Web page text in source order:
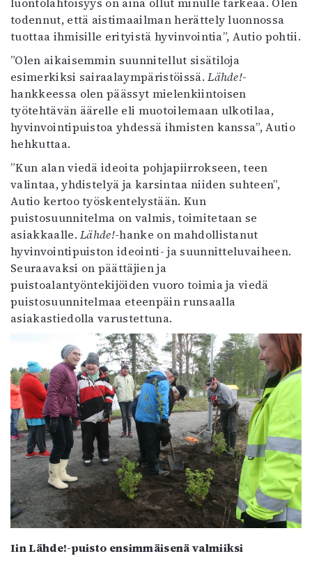
luontolähtöisyys on aina ollut minulle tärkeää. Olen
todennut, että aistimaailman herättely luonnossa
tuottaa ihmisille erityistä hyvinvointia”, Autio pohtii.
”Olen aikaisemmin suunnitellut sisätiloja
esimerkiksi sairaalaympäristöissä.Lähde!-
hankkeessa olen päässyt mielenkiintoisen
työtehtävän äärelle eli muotoilemaan ulkotilaa,
hyvinvointipuistoa yhdessä ihmisten kanssa”, Autio
hehkuttaa.
”Kun alan viedä ideoita pohjapiirrokseen, teen
valintaa, yhdistelyä ja karsintaa niiden suhteen”,
Autio kertoo työskentelystään. Kun
puistosuunnitelma on valmis, toimitetaan se
asiakkaalle.Lähde!-hanke on mahdollistanut
hyvinvointipuiston ideointi- ja suunnitteluvaiheen.
Seuraavaksi on päättäjien ja
puistoalantyöntekijöiden vuoro toimia ja viedä
puistosuunnitelmaa eteenpäin runsaalla
asiakastiedolla varustettuna.
Iin Lähde!-puisto ensimmäisenä valmiiksi